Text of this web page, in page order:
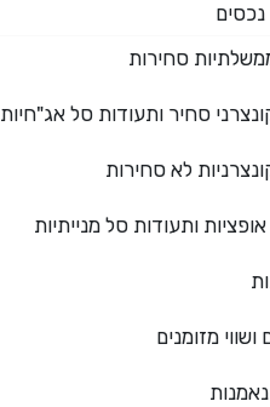
סחירות
סחיר ותעודות סל אג"חיות
לא סחירות
ותעודות סל מנייתיות
ושווי מזומנים